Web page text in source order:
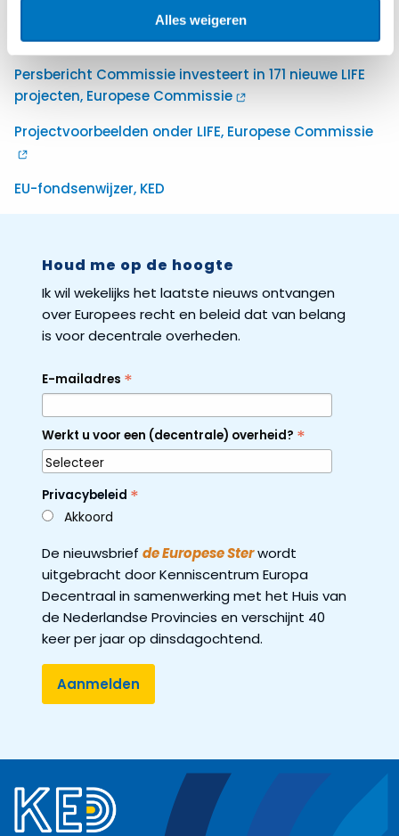
Alles weigeren
Bronnen
Persbericht Commissie investeert in 171 nieuwe LIFE
projecten, Europese Commissie
Projectvoorbeelden onder LIFE, Europese Commissie
EU-fondsenwijzer, KED
Houd me op de hoogte
Ik wil wekelijks het laatste nieuws ontvangen
over Europees recht en beleid dat van belang
is voor decentrale overheden.
E-mailadres *
Werkt u voor een (decentrale) overheid? *
Privacybeleid *
Akkoord
De nieuwsbrief de Europese Sterwordt
uitgebracht door Kenniscentrum Europa
Decentraal in samenwerking met het Huis van
de Nederlandse Provincies en verschijnt 40
keer per jaar op dinsdagochtend.